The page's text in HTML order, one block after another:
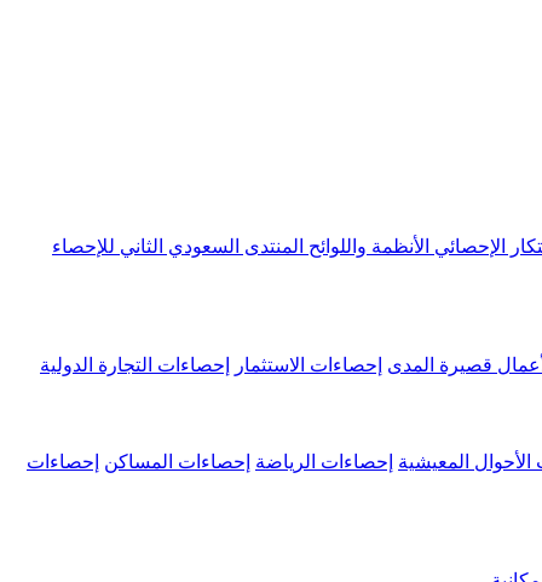
الإحصائي الأنظمة واللوائح المنتدى السعودي الثاني للإحصاء
قصيرة المدى إحصاءات الاستثمار إحصاءات التجارة الدولية
الأحوال المعيشية إحصاءات الرياضة إحصاءات المساكن إحصاءات